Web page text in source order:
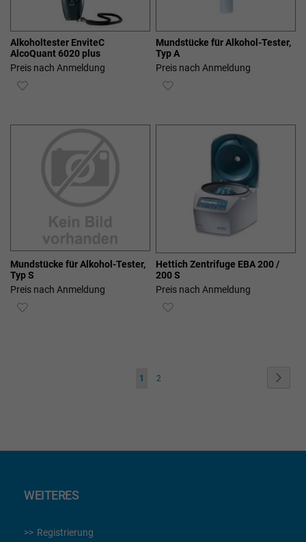
Alkoholtester EnviteC
AlcoQuant 6020 plus
Preis nach Anmeldung
ZUR
HINZUFÜGEN
Mundstücke für Alkohol-Tester,
Typ A
Preis nach Anmeldung
ZUR
HINZUFÜGEN
Mundstücke für Alkohol-Tester,
Typ S
Preis nach Anmeldung
ZUR
Hettich Zentrifuge EBA 200 /
200 S
Preis nach Anmeldung
ZUR
Seite
Sie
1 Seite
2
WEITERES
Registrierung